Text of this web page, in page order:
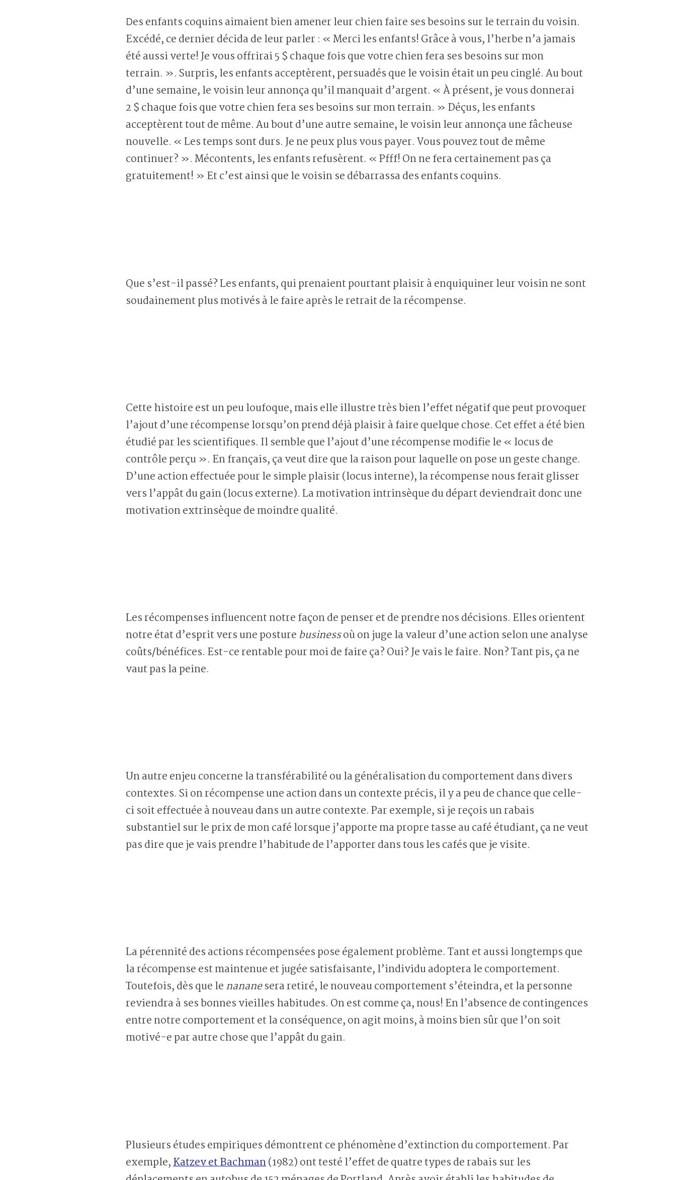
Des enfants coquins aimaient bien amener leur chien faire ses besoins sur le terrain du voisin.
Excédé, ce dernier décida de leur parler : « Merci les enfants! Grâce à vous, l’herbe n’a jamais
été aussi verte! Je vous offrirai 5 $ chaque fois que votre chien fera ses besoins sur mon
terrain. ». Surpris, les enfants acceptèrent, persuadés que le voisin était un peu cinglé. Au bout
d’une semaine, le voisin leur annonça qu’il manquait d’argent. « À présent, je vous donnerai
2 $ chaque fois que votre chien fera ses besoins sur mon terrain. » Déçus, les enfants
acceptèrent tout de même. Au bout d’une autre semaine, le voisin leur annonça une fâcheuse
nouvelle. « Les temps sont durs. Je ne peux plus vous payer. Vous pouvez tout de même
continuer? ». Mécontents, les enfants refusèrent. « Pfff! On ne fera certainement pas ça
gratuitement! » Et c’est ainsi que le voisin se débarrassa des enfants coquins.
Que s’est-il passé? Les enfants, qui prenaient pourtant plaisir à enquiquiner leur voisin ne sont
soudainement plus motivés à le faire après le retrait de la récompense.
Cette histoire est un peu loufoque, mais elle illustre très bien l’effet négatif que peut provoquer
l’ajout d’une récompense lorsqu’on prend déjà plaisir à faire quelque chose. Cet effet a été bien
étudié par les scientifiques. Il semble que l’ajout d’une récompense modifie le « locus de
contrôle perçu ». En français, ça veut dire que la raison pour laquelle on pose un geste change.
D’une action effectuée pour le simple plaisir (locus interne), la récompense nous ferait glisser
vers l’appât du gain (locus externe). La motivation intrinsèque du départ deviendrait donc une
motivation extrinsèque de moindre qualité.
Les récompenses influencent notre façon de penser et de prendre nos décisions. Elles orientent
notre état d’esprit vers une posture businessoù on juge la valeur d’une action selon une analyse
coûts/bénéfices. Est-ce rentable pour moi de faire ça? Oui? Je vais le faire. Non? Tant pis, ça ne
vaut pas la peine.
Un autre enjeu concerne la transférabilité ou la généralisation du comportement dans divers
contextes. Si on récompense une action dans un contexte précis, il y a peu de chance que celle-
ci soit effectuée à nouveau dans un autre contexte. Par exemple, si je reçois un rabais
substantiel sur le prix de mon café lorsque j’apporte ma propre tasse au café étudiant, ça ne veut
pas dire que je vais prendre l’habitude de l’apporter dans tous les cafés que je visite.
La pérennité des actions récompensées pose également problème. Tant et aussi longtemps que
la récompense est maintenue et jugée satisfaisante, l’individu adoptera le comportement.
Toutefois, dès que lenananesera retiré, le nouveau comportement s’éteindra, et la personne
reviendra à ses bonnes vieilles habitudes. On est comme ça, nous! En l’absence de contingences
entre notre comportement et la conséquence, on agit moins, à moins bien sûr que l’on soit
motivé-e par autre chose que l’appât du gain.
Plusieurs études empiriques démontrent ce phénomène d’extinction du comportement. Par
exemple,Katzev et Bachman(1982) ont testé l’effet de quatre types de rabais sur les